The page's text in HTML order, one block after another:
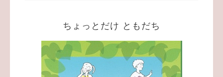
ちょっとだけ ともだち